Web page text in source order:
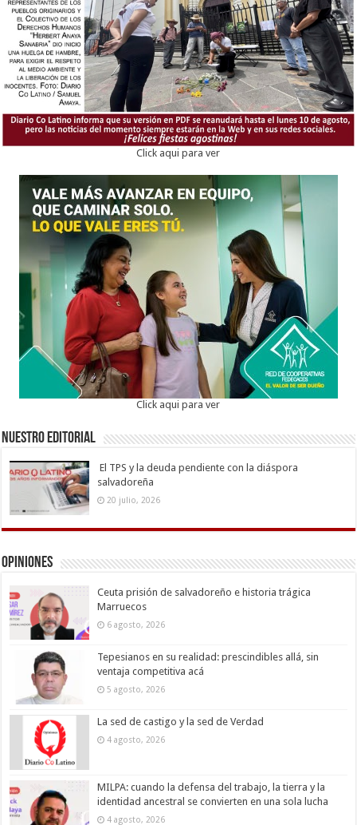
Click aqui para ver
Click aqui para ver
Nuestro Editorial
El TPS y la deuda pendiente con la diáspora
salvadoreña
20 julio, 2026
Opiniones
Ceuta prisión de salvadoreño e historia trágica
Marruecos
6 agosto, 2026
Tepesianos en su realidad: prescindibles allá, sin
ventaja competitiva acá
5 agosto, 2026
La sed de castigo y la sed de Verdad
4 agosto, 2026
MILPA: cuando la defensa del trabajo, la tierra y la
identidad ancestral se convierten en una sola lucha
4 agosto, 2026